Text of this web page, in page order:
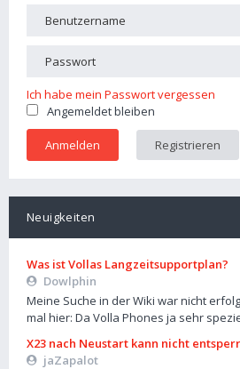
Ich habe mein Passwort vergessen
Angemeldet bleiben
Registrieren
Neuigkeiten
Was ist Vollas Langzeitsupportplan?
Dowlphin
Meine Suche in der Wiki war nicht
mal hier: Da Volla Phones ja sehr
X23 nach Neustart kann nicht
jaZapalot